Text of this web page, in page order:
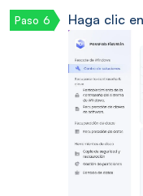
Haga clic